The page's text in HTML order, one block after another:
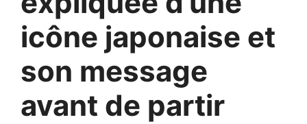
icône japonaise et
son message
avant de partir